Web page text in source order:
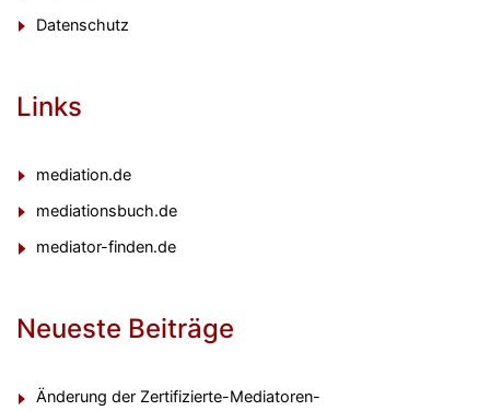
Datenschutz
Links
mediation.de
mediationsbuch.de
mediator-finden.de
Neueste Beiträge
Änderung der Zertifizierte-Mediatoren-